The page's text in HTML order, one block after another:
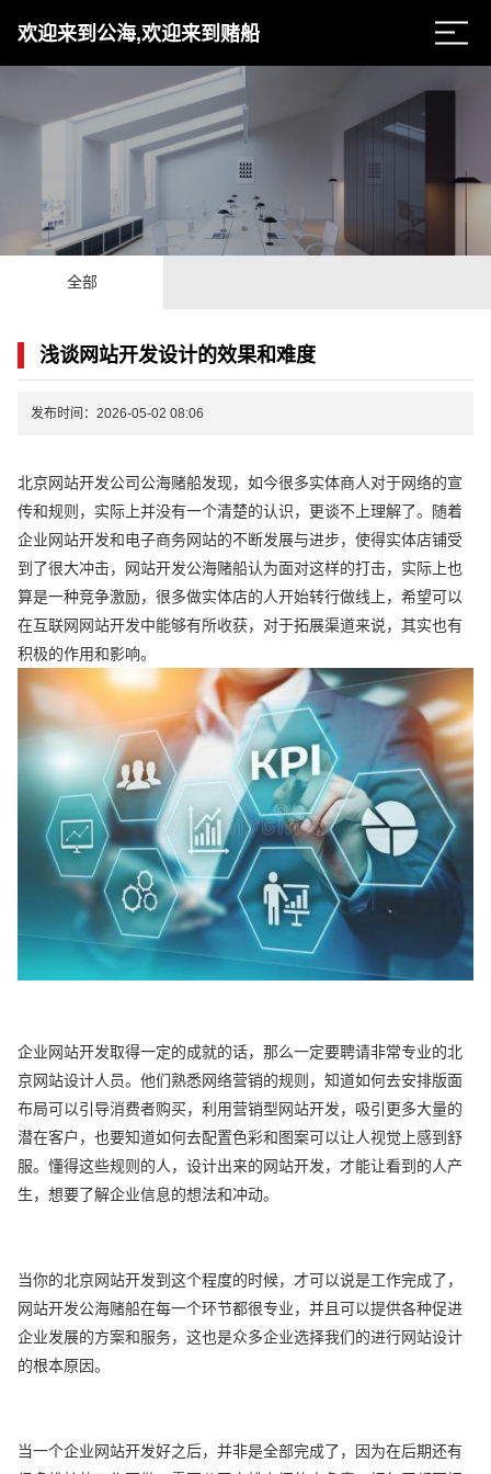
欢迎来到公海,欢迎来到赌船
全部
浅谈网站开发设计的效果和难度
发布时间：2026-05-02 08:06
北京网站开发公司公海赌船发现，如今很多实体商人对于网络的宣
传和规则，实际上并没有一个清楚的认识，更谈不上理解了。随着
企业网站开发和电子商务网站的不断发展与进步，使得实体店铺受
到了很大冲击，网站开发公海赌船认为面对这样的打击，实际上也
算是一种竞争激励，很多做实体店的人开始转行做线上，希望可以
在互联网网站开发中能够有所收获，对于拓展渠道来说，其实也有
积极的作用和影响。
企业网站开发取得一定的成就的话，那么一定要聘请非常专业的北
京网站设计人员。他们熟悉网络营销的规则，知道如何去安排版面
布局可以引导消费者购买，利用营销型网站开发，吸引更多大量的
潜在客户，也要知道如何去配置色彩和图案可以让人视觉上感到舒
服。懂得这些规则的人，设计出来的网站开发，才能让看到的人产
生，想要了解企业信息的想法和冲动。
当你的北京网站开发到这个程度的时候，才可以说是工作完成了，
网站开发公海赌船在每一个环节都很专业，并且可以提供各种促进
企业发展的方案和服务，这也是众多企业选择我们的进行网站设计
的根本原因。
当一个企业网站开发好之后，并非是全部完成了，因为在后期还有